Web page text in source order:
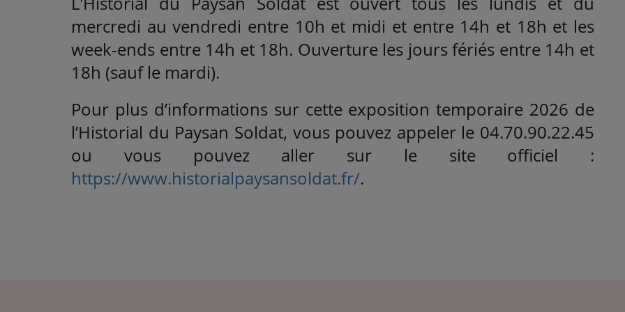
mercredi au vendredi entre 10h et midi et entre 14h et 18h et les
week-ends entre 14h et 18h. Ouverture les jours fériés entre 14h et
18h (sauf le mardi).
Pour plus d’informations sur cette exposition temporaire 2026 de
l’Historial du Paysan Soldat, vous pouvez appeler le 04.70.90.22.45
ou vous pouvez aller sur le site officiel :
https://www.historialpaysansoldat.fr/.